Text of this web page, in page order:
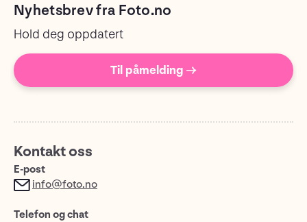
Nyhetsbrev fra Foto.no
Hold deg oppdatert
Til påmelding →
Kontakt oss
E-post
info@foto.no
Telefon og chat